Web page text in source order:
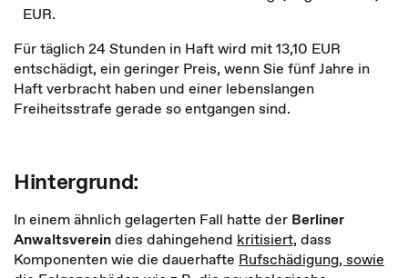
EUR.
Für täglich 24 Stunden in Haft wird mit 13,10 EUR
entschädigt, ein geringer Preis, wenn Sie fünf Jahre in
Haft verbracht haben und einer lebenslangen
Freiheitsstrafe gerade so entgangen sind.
Hintergrund:
In einem ähnlich gelagerten Fall hatte der Berliner
Anwaltsvereindies dahingehend kritisiert, dass
Komponenten wie die dauerhafte Rufschädigung, sowie